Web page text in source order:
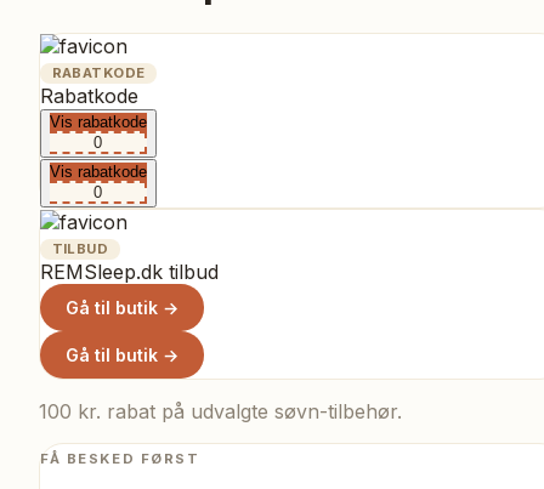
RABATKODE
Rabatkode
Vis rabatkode
0
Vis rabatkode
0
TILBUD
REMSleep.dk tilbud
Gå til butik →
Gå til butik →
100 kr. rabat på udvalgte søvn-tilbehør.
FÅ BESKED FØRST